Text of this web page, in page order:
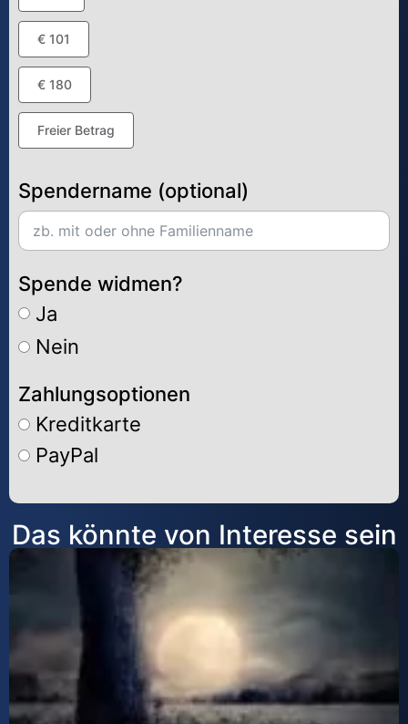
€ 101
€ 180
Freier Betrag
Spendername (optional)
Spende widmen?
Ja
Nein
Zahlungsoptionen
Kreditkarte
PayPal
Alternative:
Das könnte von Interesse sein